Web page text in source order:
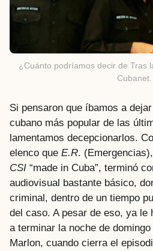
¿Cuánto podríamos decir de Tras
Cubanet.
Si pensaron que íbamos a
cubano más popular de las
lamentamos decepcionarlos.
elenco que E.R.
CSI “made in Cuba”, terminó
audiovisual bastante básico,
criminal, dentro de un tiempo
del caso. A pesar de eso, ya le
a terminar la noche de
Marlon, cuando cierra el